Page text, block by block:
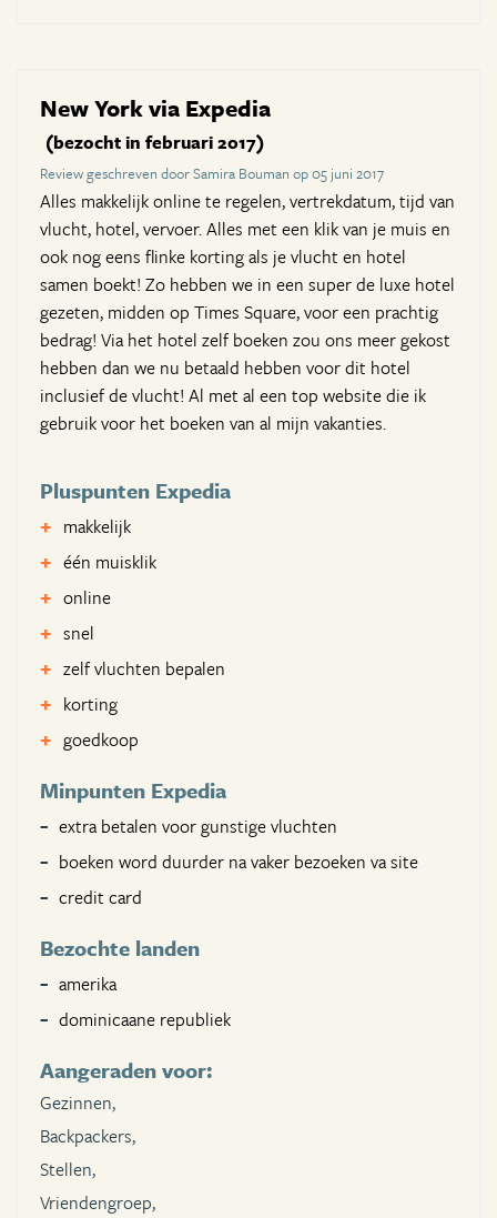
New York via Expedia
(bezocht in februari 2017)
Review geschreven door Samira Bouman op 05 juni 2017
Alles makkelijk online te regelen, vertrekdatum, tijd van
vlucht, hotel, vervoer. Alles met een klik van je muis en
ook nog eens flinke korting als je vlucht en hotel
samen boekt! Zo hebben we in een super de luxe hotel
gezeten, midden op Times Square, voor een prachtig
bedrag! Via het hotel zelf boeken zou ons meer gekost
hebben dan we nu betaald hebben voor dit hotel
inclusief de vlucht! Al met al een top website die ik
gebruik voor het boeken van al mijn vakanties.
Pluspunten Expedia
makkelijk
één muisklik
online
snel
zelf vluchten bepalen
korting
goedkoop
Minpunten Expedia
extra betalen voor gunstige vluchten
boeken word duurder na vaker bezoeken va site
credit card
Bezochte landen
amerika
dominicaane republiek
Aangeraden voor:
Gezinnen,
Backpackers,
Stellen,
Vriendengroep,